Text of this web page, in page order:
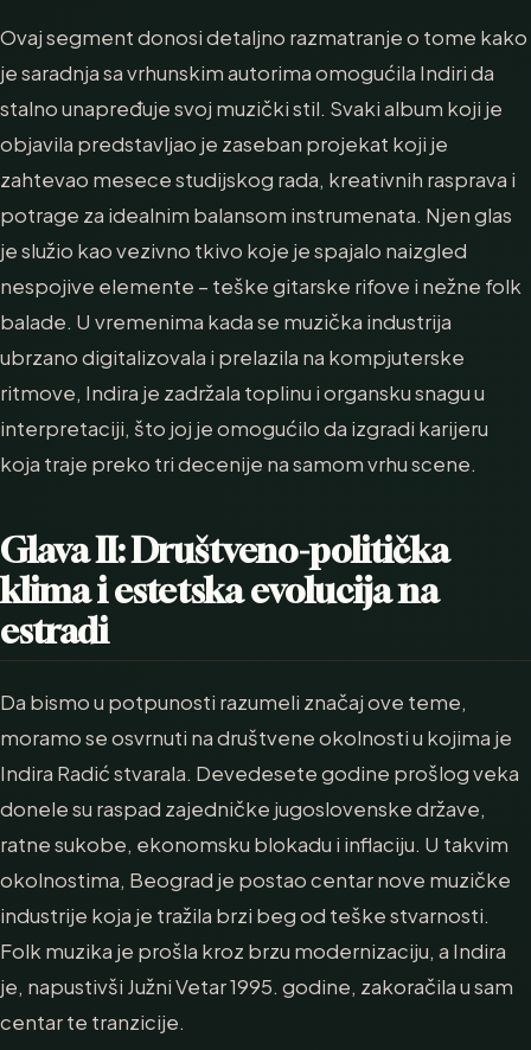
Ovaj segment donosi detaljno razmatranje o tome kako
je saradnja sa vrhunskim autorima omogućila Indiri da
stalno unapređuje svoj muzički stil. Svaki album koji je
objavila predstavljao je zaseban projekat koji je
zahtevao mesece studijskog rada, kreativnih rasprava i
potrage za idealnim balansom instrumenata. Njen glas
je služio kao vezivno tkivo koje je spajalo naizgled
nespojive elemente – teške gitarske rifove i nežne folk
balade. U vremenima kada se muzička industrija
ubrzano digitalizovala i prelazila na kompjuterske
ritmove, Indira je zadržala toplinu i organsku snagu u
interpretaciji, što joj je omogućilo da izgradi karijeru
koja traje preko tri decenije na samom vrhu scene.
Glava II: Društveno-politička
klima i estetska evolucija na
estradi
Da bismo u potpunosti razumeli značaj ove teme,
moramo se osvrnuti na društvene okolnosti u kojima je
Indira Radić stvarala. Devedesete godine prošlog veka
donele su raspad zajedničke jugoslovenske države,
ratne sukobe, ekonomsku blokadu i inflaciju. U takvim
okolnostima, Beograd je postao centar nove muzičke
industrije koja je tražila brzi beg od teške stvarnosti.
Folk muzika je prošla kroz brzu modernizaciju, a Indira
je, napustivši Južni Vetar 1995. godine, zakoračila u sam
centar te tranzicije.